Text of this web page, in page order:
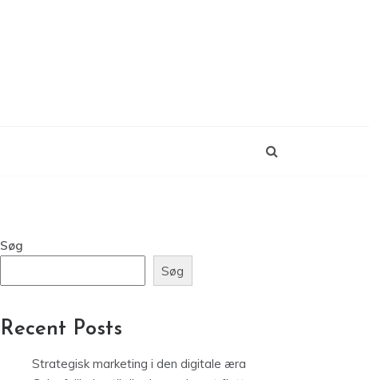
Søg
Søg
Recent Posts
Strategisk marketing i den digitale æra